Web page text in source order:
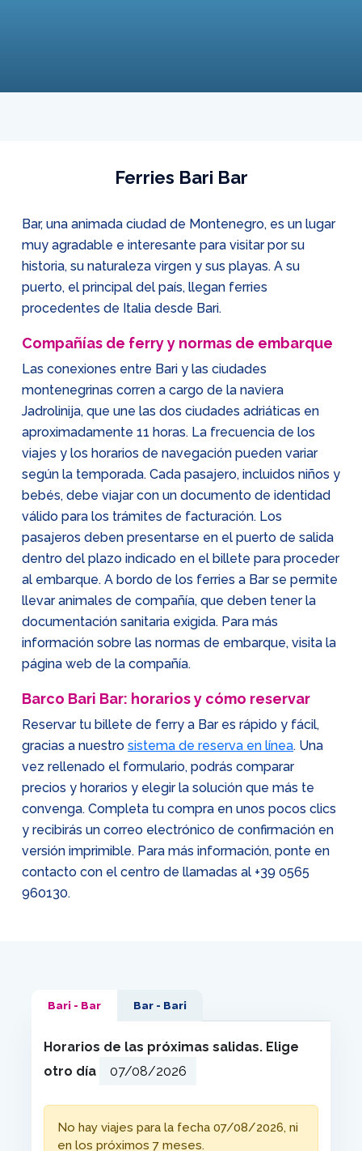
Ferries Bari Bar
Bar, una animada ciudad de Montenegro, es un lugar
muy agradable e interesante para visitar por su
historia, su naturaleza virgen y sus playas. A su
puerto, el principal del país, llegan ferries
procedentes de Italia desde Bari.
Compañías de ferry y normas de embarque
Las conexiones entre Bari y las ciudades
montenegrinas corren a cargo de la naviera
Jadrolinija, que une las dos ciudades adriáticas en
aproximadamente 11 horas. La frecuencia de los
viajes y los horarios de navegación pueden variar
según la temporada. Cada pasajero, incluidos niños y
bebés, debe viajar con un documento de identidad
válido para los trámites de facturación. Los
pasajeros deben presentarse en el puerto de salida
dentro del plazo indicado en el billete para proceder
al embarque. A bordo de los ferries a Bar se permite
llevar animales de compañía, que deben tener la
documentación sanitaria exigida. Para más
información sobre las normas de embarque, visita la
página web de la compañía.
Barco Bari Bar: horarios y cómo reservar
Reservar tu billete de ferry a Bar es rápido y fácil,
gracias a nuestro sistema de reserva en línea. Una
vez rellenado el formulario, podrás comparar
precios y horarios y elegir la solución que más te
convenga. Completa tu compra en unos pocos clics
y recibirás un correo electrónico de confirmación en
versión imprimible. Para más información, ponte en
contacto con el centro de llamadas al +39 0565
960130.
Bari - Bar Bar - Bari
Horarios de las próximas salidas. Elige
otro día
No hay viajes para la fecha 07/08/2026, ni
en los próximos 7 meses.